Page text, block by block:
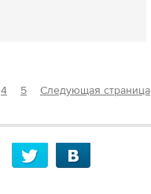
4 5 Следующая страница